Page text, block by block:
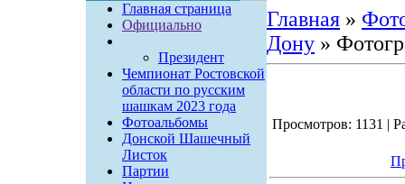
Главная страница
Официально
Президент
Чемпионат Ростовской
области по русским
шашкам 2023 года
Фотоальбомы
Донской Шашечный
Листок
Партии
Главная»
Дону»
Просмотров: 1131 |